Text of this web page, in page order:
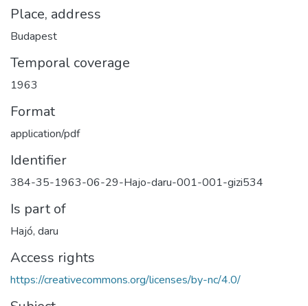
Place, address
Budapest
Temporal coverage
1963
Format
application/pdf
Identifier
384-35-1963-06-29-Hajo-daru-001-001-gizi534
Is part of
Hajó, daru
Access rights
https://creativecommons.org/licenses/by-nc/4.0/